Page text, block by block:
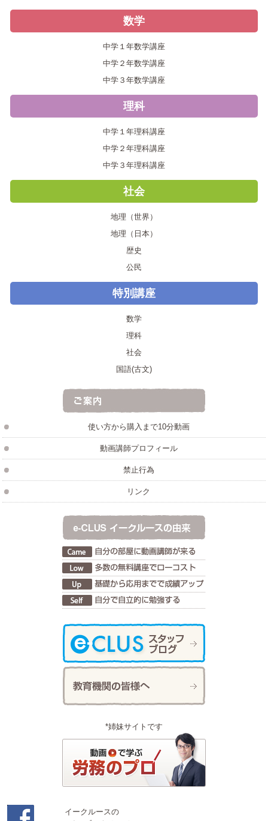
数学
中学１年数学講座
中学２年数学講座
中学３年数学講座
理科
中学１年理科講座
中学２年理科講座
中学３年理科講座
社会
地理（世界）
地理（日本）
歴史
公民
特別講座
数学
理科
社会
国語(古文)
使い方から購入まで10分動画
動画講師プロフィール
禁止行為
リンク
*姉妹サイトです
イークルースの